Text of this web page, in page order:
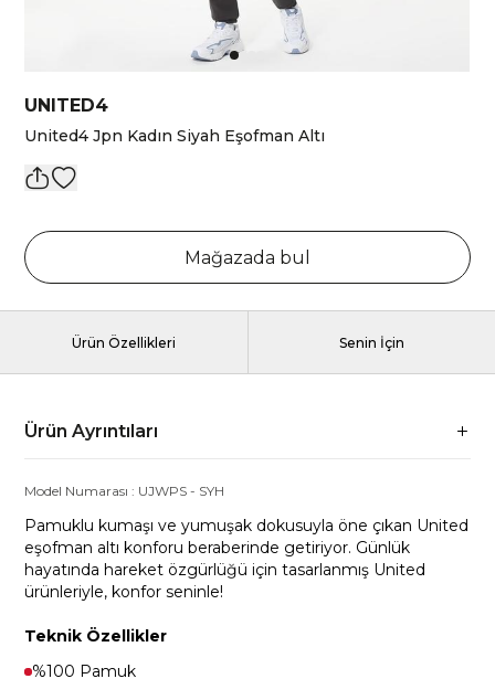
UNITED4
United4 Jpn Kadın Siyah Eşofman Altı
Mağazada bul
Ürün Özellikleri Senin İçin
Ürün Ayrıntıları
Model Numarası : UJWPS - SYH
Pamuklu kumaşı ve yumuşak dokusuyla öne çıkan United
eşofman altı konforu beraberinde getiriyor. Günlük
hayatında hareket özgürlüğü için tasarlanmış United
ürünleriyle, konfor seninle!
Teknik Özellikler
%100 Pamuk